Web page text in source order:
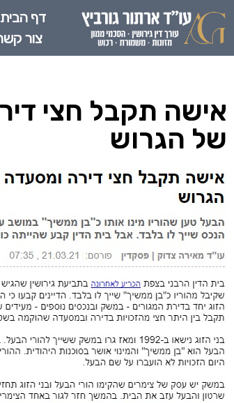
דף הבית
צור
אישה תקבל חצי
של הגרוש